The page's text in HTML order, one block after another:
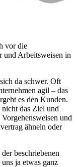
vor die
und Arbeitsweisen in
da schwer. Oft
agil – das
es den Kunden.
das Ziel und
und
ähneln oder
beschriebenen
ja etwas ganz